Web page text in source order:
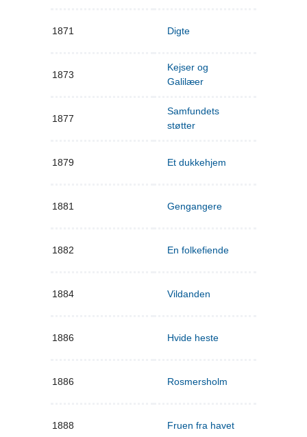
1871 Digte
1873
Kejser og
Galilæer
1877
Samfundets
støtter
1879 Et dukkehjem
1881 Gengangere
1882 En folkefiende
1884 Vildanden
1886 Hvide heste
1886 Rosmersholm
1888 Fruen fra havet